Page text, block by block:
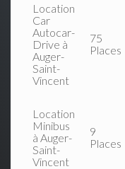
Location
Car
Autocar-
Drive à
Auger-
Saint-
Vincent
75
Places
Location
Minibus
à Auger-
Saint-
Vincent
9
Places